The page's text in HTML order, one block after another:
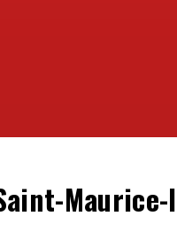
Maurice-